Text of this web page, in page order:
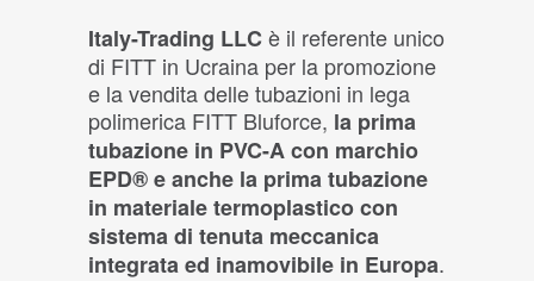
Italy-Trading LLCè il referente unico
di FITT in Ucraina per la promozione
e la vendita delle tubazioni in lega
polimerica FITT Bluforce, la prima
tubazione in PVC-A con marchio
EPD® e anche la prima tubazione
in materiale termoplastico con
sistema di tenuta meccanica
integrata ed inamovibile in Europa.